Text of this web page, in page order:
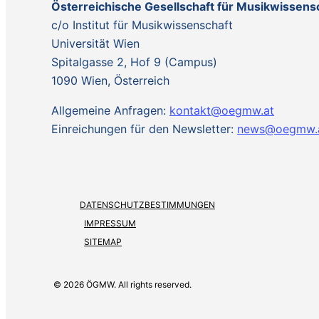
Österreichische Gesellschaft für
c/o Institut für Musikwissenschaft
Universität Wien
Spitalgasse 2, Hof 9 (Campus)
1090 Wien, Österreich
Allgemeine Anfragen: kontakt@oegmw.at
Einreichungen für den Newsletter:
DATENSCHUTZBESTIMMUNGEN
IMPRESSUM
SITEMAP
© 2026 ÖGMW. All rights reserved.